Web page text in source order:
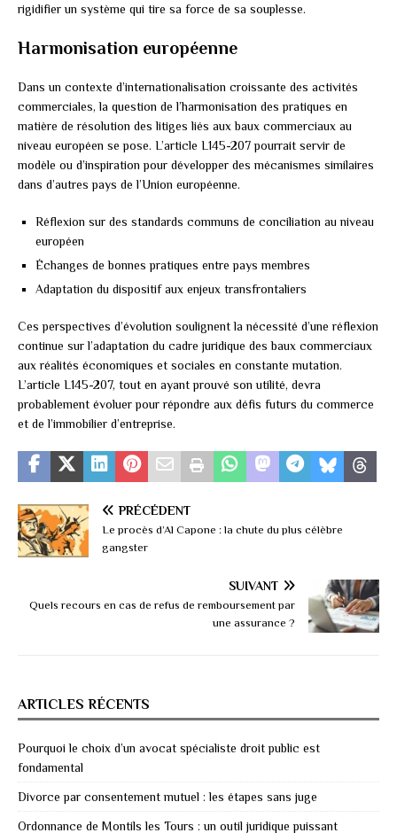
rigidifier un système qui tire sa force de sa souplesse.
Harmonisation européenne
Dans un contexte d’internationalisation croissante des activités
commerciales, la question de l’harmonisation des pratiques en
matière de résolution des litiges liés aux baux commerciaux au
niveau européen se pose. L’article L145-207 pourrait servir de
modèle ou d’inspiration pour développer des mécanismes similaires
dans d’autres pays de l’Union européenne.
Réflexion sur des standards communs de conciliation au niveau
européen
Échanges de bonnes pratiques entre pays membres
Adaptation du dispositif aux enjeux transfrontaliers
Ces perspectives d’évolution soulignent la nécessité d’une réflexion
continue sur l’adaptation du cadre juridique des baux commerciaux
aux réalités économiques et sociales en constante mutation.
L’article L145-207, tout en ayant prouvé son utilité, devra
probablement évoluer pour répondre aux défis futurs du commerce
et de l’immobilier d’entreprise.
PRÉCÉDENT
Le procès d’Al Capone : la chute du plus célèbre
gangster
SUIVANT
Quels recours en cas de refus de remboursement par
une assurance ?
ARTICLES RÉCENTS
Pourquoi le choix d’un avocat spécialiste droit public est
fondamental
Divorce par consentement mutuel : les étapes sans juge
Ordonnance de Montils les Tours : un outil juridique puissant